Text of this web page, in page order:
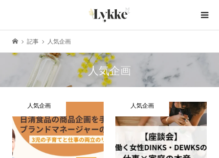
記事 人気企画
人気企画
人気企画 人気企画